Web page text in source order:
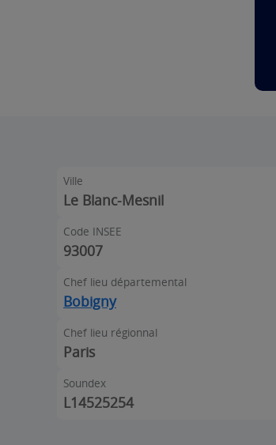
Ville
Le Blanc-Mesnil
Code INSEE
93007
Chef lieu départemental
Bobigny
Chef lieu régionnal
Paris
Soundex
L14525254